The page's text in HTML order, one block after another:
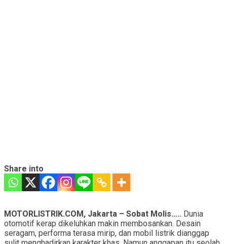
Share into
MOTORLISTRIK.COM, Jakarta – Sobat Molis….. Dunia
otomotif kerap dikeluhkan makin membosankan. Desain
seragam, performa terasa mirip, dan mobil listrik dianggap